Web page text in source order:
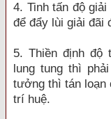
4. Tinh tấn độ
để đẩy lùi giải đãi
5. Thiền định độ
lung tung thì
tưởng thì tán loạn
trí huệ.